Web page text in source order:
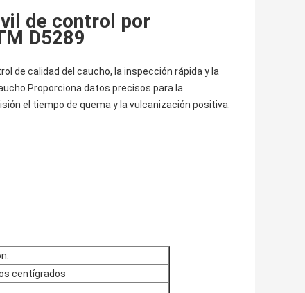
de control por
D5289
de calidad del caucho, la inspección rápida y la
datos precisos para la
el tiempo de quema y la vulcanización positiva.
centígrados